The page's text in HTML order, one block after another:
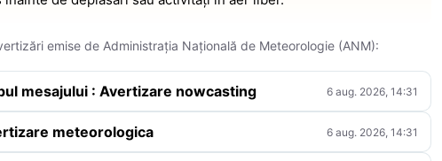
emise de Administrația Națională de Meteorologie (ANM):
mesajului : Avertizare nowcasting 6 aug. 2026, 14:31
meteorologica 6 aug. 2026, 14:31